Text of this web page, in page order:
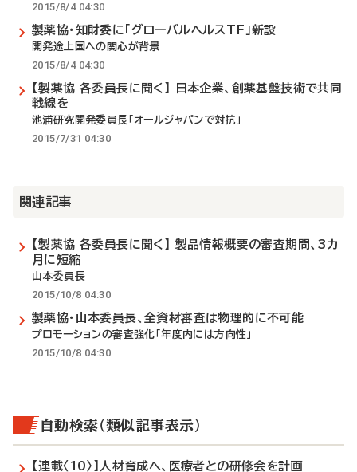
2015/8/4 04:30
製薬協・知財委に「グローバルヘルスTF」新設
開発途上国への関心が背景
2015/8/4 04:30
【製薬協 各委員長に聞く】 日本企業、創薬基盤技術で共同
戦線を
池浦研究開発委員長「オールジャパンで対抗」
2015/7/31 04:30
関連記事
【製薬協 各委員長に聞く】 製品情報概要の審査期間、3カ
月に短縮
山本委員長
2015/10/8 04:30
製薬協・山本委員長、全資材審査は物理的に不可能
プロモーションの審査強化「年度内には方向性」
2015/10/8 04:30
自動検索（類似記事表示）
【連載〈10〉】人材育成へ、医療者との研修会を計画